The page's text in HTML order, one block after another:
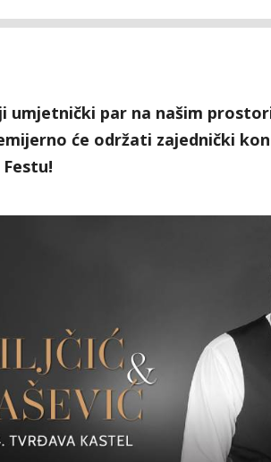
umjetnički par na našim
će održati zajednički